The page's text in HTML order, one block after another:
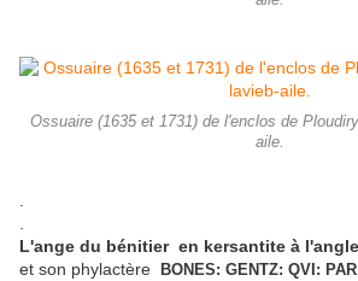
Ossuaire (1635 et 1731) de l'enclos de
aile.
L'ange du bénitier en kersantite à
et son phylactère BONES: GENTZ: QVI: